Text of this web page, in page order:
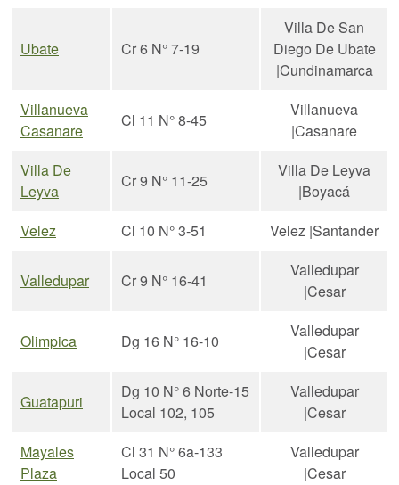
Ubate Cr 6 N° 7-19
Villa De San
Diego De Ubate
|Cundinamarca
Villanueva
Casanare
Cl 11 N° 8-45
Villanueva
|Casanare
Villa De
Leyva
Cr 9 N° 11-25
Villa De Leyva
|Boyacá
Velez
Cl 10 N° 3-51 Velez |Santander
Valledupar Cr 9 N° 16-41
Valledupar
|Cesar
Olimpica Dg 16 N° 16-10
Valledupar
|Cesar
Guatapuri
Dg 10 N° 6 Norte-15
Local 102, 105
Valledupar
|Cesar
Mayales
Plaza
Cl 31 N° 6a-133
Local 50
Valledupar
|Cesar